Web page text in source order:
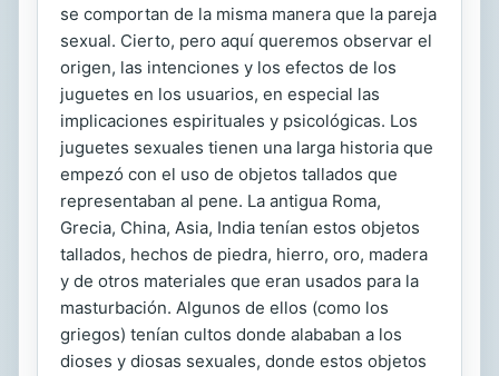
se comportan de la misma manera que la pareja
sexual. Cierto, pero aquí queremos observar el
origen, las intenciones y los efectos de los
juguetes en los usuarios, en especial las
implicaciones espirituales y psicológicas. Los
juguetes sexuales tienen una larga historia que
empezó con el uso de objetos tallados que
representaban al pene. La antigua Roma,
Grecia, China, Asia, India tenían estos objetos
tallados, hechos de piedra, hierro, oro, madera
y de otros materiales que eran usados para la
masturbación. Algunos de ellos (como los
griegos) tenían cultos donde alababan a los
dioses y diosas sexuales, donde estos objetos